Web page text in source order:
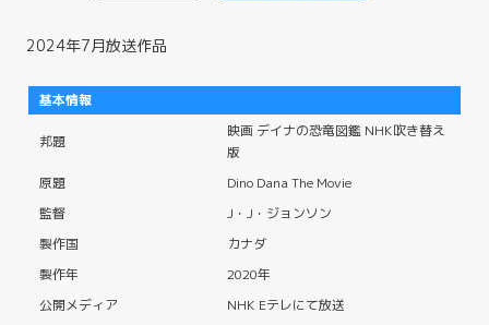
2024年7月放送作品
基本情報
邦題
映画 デイナの恐竜図鑑 NHK吹き替え
版
原題
Dino Dana The Movie
監督
J・J・ジョンソン
製作国
カナダ
製作年
2020年
公開メディア
NHK Eテレにて放送